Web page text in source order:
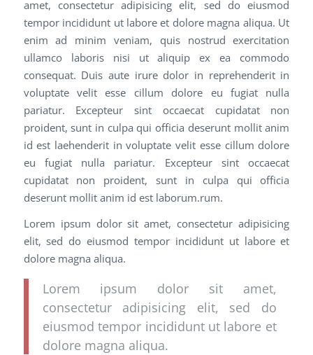
amet, consectetur adipisicing elit, sed do eiusmod
tempor incididunt ut labore et dolore magna aliqua. Ut
enim ad minim veniam, quis nostrud exercitation
ullamco laboris nisi ut aliquip ex ea commodo
consequat. Duis aute irure dolor in reprehenderit in
voluptate velit esse cillum dolore eu fugiat nulla
pariatur. Excepteur sint occaecat cupidatat non
proident, sunt in culpa qui officia deserunt mollit anim
id est laehenderit in voluptate velit esse cillum dolore
eu fugiat nulla pariatur. Excepteur sint occaecat
cupidatat non proident, sunt in culpa qui officia
deserunt mollit anim id est laborum.rum.
Lorem ipsum dolor sit amet, consectetur adipisicing
elit, sed do eiusmod tempor incididunt ut labore et
dolore magna aliqua.
Lorem ipsum dolor sit amet,
consectetur adipisicing elit, sed do
eiusmod tempor incididunt ut labore et
dolore magna aliqua.